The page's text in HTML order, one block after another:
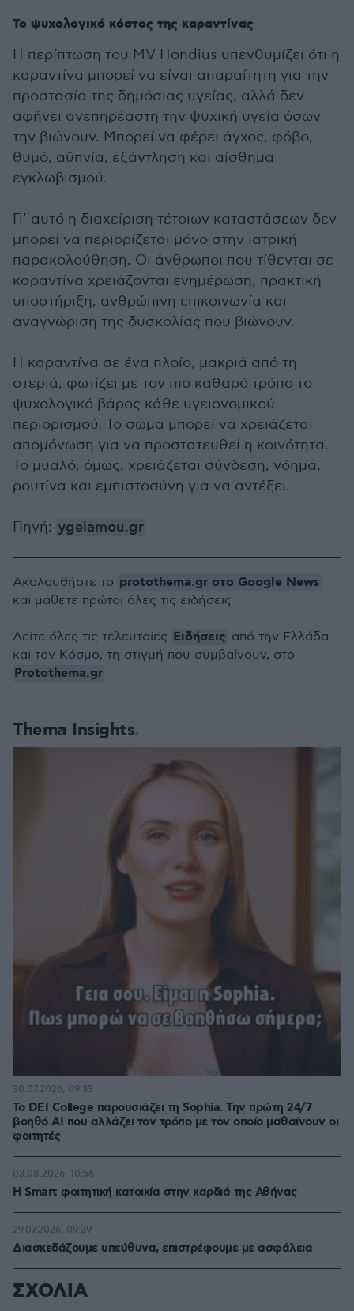
Το ψυχολογικό κόστος της καραντίνας
Η περίπτωση του MV Hondius υπενθυμίζει ότι η
καραντίνα μπορεί να είναι απαραίτητη για την
προστασία της δημόσιας υγείας, αλλά δεν
αφήνει ανεπηρέαστη την ψυχική υγεία όσων
την βιώνουν. Μπορεί να φέρει άγχος, φόβο,
θυμό, αϋπνία, εξάντληση και αίσθημα
εγκλωβισμού.
Γι’ αυτό η διαχείριση τέτοιων καταστάσεων δεν
μπορεί να περιορίζεται μόνο στην ιατρική
παρακολούθηση. Οι άνθρωποι που τίθενται σε
καραντίνα χρειάζονται ενημέρωση, πρακτική
υποστήριξη, ανθρώπινη επικοινωνία και
αναγνώριση της δυσκολίας που βιώνουν.
Η καραντίνα σε ένα πλοίο, μακριά από τη
στεριά, φωτίζει με τον πιο καθαρό τρόπο το
ψυχολογικό βάρος κάθε υγειονομικού
περιορισμού. Το σώμα μπορεί να χρειάζεται
απομόνωση για να προστατευθεί η κοινότητα.
Το μυαλό, όμως, χρειάζεται σύνδεση, νόημα,
ρουτίνα και εμπιστοσύνη για να αντέξει.
Πηγή: ygeiamou.gr
Thema Insights
Το DEI College παρουσιάζει τη Sophia. Την πρώτη 24/7
βοηθό AI που αλλάζει τον τρόπο με τον οποίο μαθαίνουν οι
φοιτητές
30.07.2026, 09:33
Η Smart φοιτητική κατοικία στην καρδιά της Αθήνας
03.08.2026, 10:56
Διασκεδάζουμε υπεύθυνα, επιστρέφουμε με ασφάλεια
29.07.2026, 09:39
Ακολουθήστε το protothema.gr στο Google News
και μάθετε πρώτοι όλες τις ειδήσεις
Δείτε όλες τις τελευταίες Ειδήσεις από την Ελλάδα
και τον Κόσμο, τη στιγμή που συμβαίνουν, στο
Protothema.gr
ΣΧΟΛΙΑ